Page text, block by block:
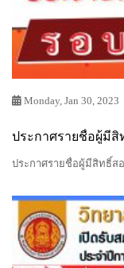
Monday, Jan 30, 2023
ประกาศรายชื่อผู้มี
ประกาศรายชื่อผู้มีสิทธิ์ส